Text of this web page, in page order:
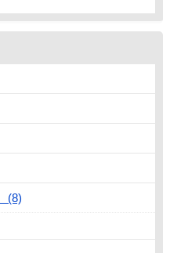
(8)